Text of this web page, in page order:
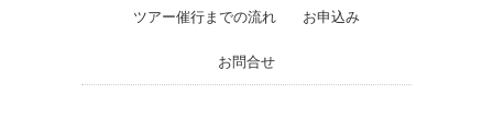
ツアー催行までの流れ お申込み
お問合せ